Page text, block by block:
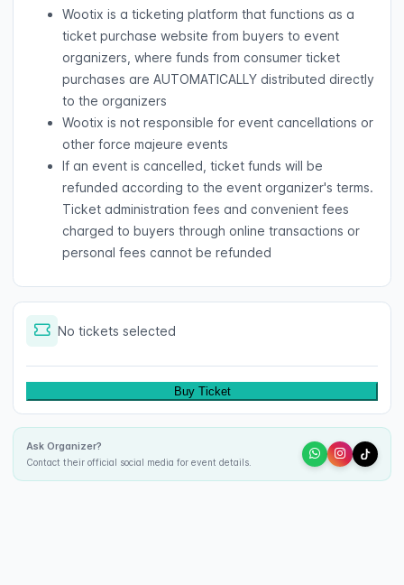
Wootix is a ticketing platform that functions as a
ticket purchase website from buyers to event
organizers, where funds from consumer ticket
purchases are AUTOMATICALLY distributed directly
to the organizers
Wootix is not responsible for event cancellations or
other force majeure events
If an event is cancelled, ticket funds will be
refunded according to the event organizer's terms.
Ticket administration fees and convenient fees
charged to buyers through online transactions or
personal fees cannot be refunded
No tickets selected
Buy Ticket
Ask Organizer?
Contact their official social media for event details.